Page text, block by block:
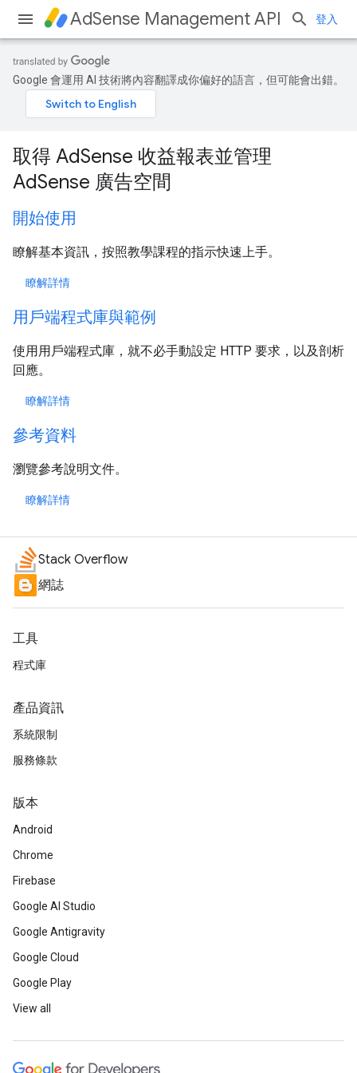
AdSense Management API 登入
Google 會運用 AI 技術將內容翻譯成你偏好的語言，但可能會出錯。
取得 AdSense 收益報表並管理
AdSense 廣告空間
開始使用
瞭解基本資訊，按照教學課程的指示快速上手。
瞭解詳情
用戶端程式庫與範例
使用用戶端程式庫，就不必手動設定 HTTP 要求，以及剖析
回應。
瞭解詳情
參考資料
瀏覽參考說明文件。
瞭解詳情
Stack Overflow
網誌
工具
程式庫
產品資訊
系統限制
服務條款
版本
Android
Chrome
Firebase
Google AI Studio
Google Antigravity
Google Cloud
Google Play
View all